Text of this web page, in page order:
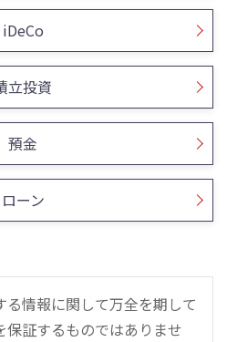
iDeCo
立投資
預金
ローン
情報に関して万全を期して
証するものではありませ